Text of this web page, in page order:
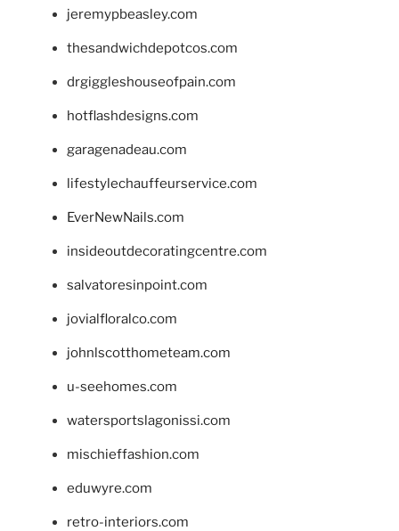
jeremypbeasley.com
thesandwichdepotcos.com
drgiggleshouseofpain.com
hotflashdesigns.com
garagenadeau.com
lifestylechauffeurservice.com
EverNewNails.com
insideoutdecoratingcentre.com
salvatoresinpoint.com
jovialfloralco.com
johnlscotthometeam.com
u-seehomes.com
watersportslagonissi.com
mischieffashion.com
eduwyre.com
retro-interiors.com